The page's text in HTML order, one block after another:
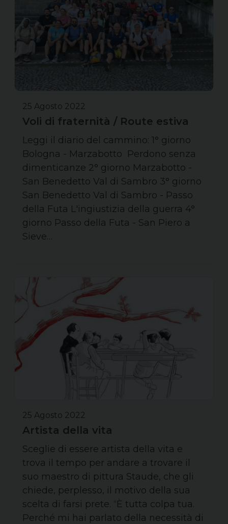
25 Agosto 2022
Voli di fraternità / Route estiva
Leggi il diario del cammino: 1° giorno
Bologna - Marzabotto Perdono senza
dimenticanze 2° giorno Marzabotto -
San Benedetto Val di Sambro 3° giorno
San Benedetto Val di Sambro - Passo
della Futa L'ingiustizia della guerra 4°
giorno Passo della Futa - San Piero a
Sieve…
25 Agosto 2022
Artista della vita
Sceglie di essere artista della vita e
trova il tempo per andare a trovare il
suo maestro di pittura Staude, che gli
chiede, perplesso, il motivo della sua
scelta di farsi prete. “È tutta colpa tua.
Perché mi hai parlato della necessità di